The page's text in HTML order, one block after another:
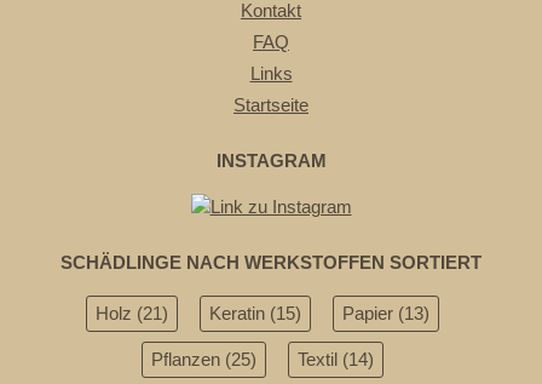
Kontakt
FAQ
Links
Startseite
INSTAGRAM
SCHÄDLINGE NACH WERKSTOFFEN SORTIERT
Holz (21) Keratin (15) Papier (13)
Pflanzen (25) Textil (14)